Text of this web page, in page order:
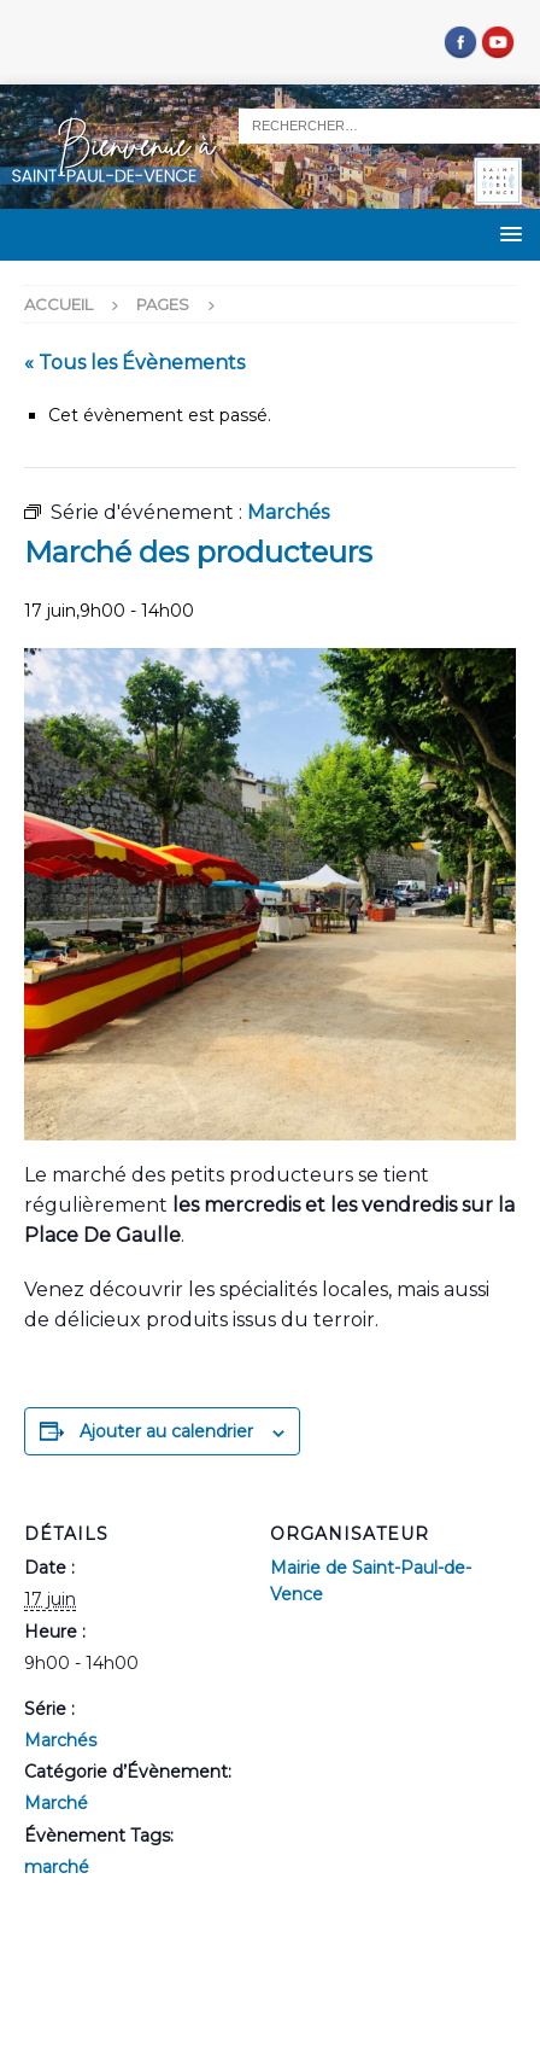
ACCUEIL PAGES
« Tous les Évènements
Cet évènement est passé.
Série d'événement : Marchés
Marché des producteurs
17 juin,9h00 - 14h00
Le marché des petits producteurs se tient
régulièrement les mercredis et les vendredis sur la
Place De Gaulle.
Venez découvrir les spécialités locales, mais aussi
de délicieux produits issus du terroir.
Ajouter au calendrier
DÉTAILS
Date :
17 juin
Heure :
9h00 - 14h00
Série :
Marchés
Catégorie d’Évènement:
Marché
Évènement Tags:
marché
ORGANISATEUR
Mairie de Saint-Paul-de-
Vence